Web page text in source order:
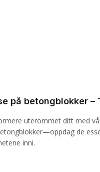
på betongblokker
uterommet ditt med
de
inni.